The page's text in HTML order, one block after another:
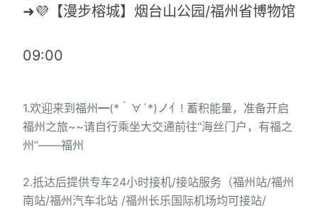
➜💜【漫步榕城】烟台山公园/福州省博物馆
09:00
1.欢迎来到福州━(*｀∀´*)ノ亻! 蓄积能量，准备开启
福州之旅~~请自行乘坐大交通前往“海丝门户，有福之
州”——福州
2.抵达后提供专车24小时接机/接站服务（福州站/福州
南站/福州汽车北站 /福州长乐国际机场均可接站/